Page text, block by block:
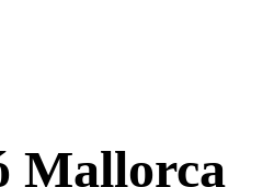
Mallorca